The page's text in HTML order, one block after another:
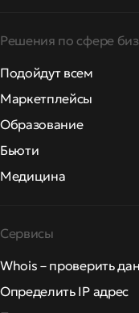
Решения по сфере
Подойдут всем
Маркетплейсы
Образование
Бьюти
Медицина
Сервисы
Whois – проверить
Определить IP адрес